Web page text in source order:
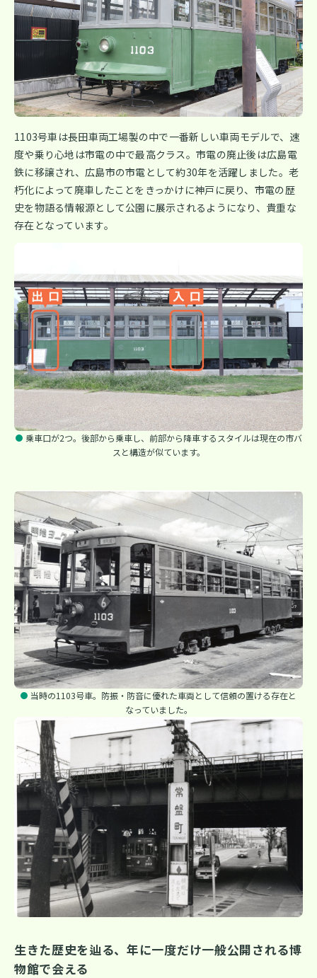
1103号車は長田車両工場製の中で一番新しい車両モデルで、速
度や乗り心地は市電の中で最高クラス。市電の廃止後は広島電
鉄に移譲され、広島市の市電として約30年を活躍しました。老
朽化によって廃車したことをきっかけに神戸に戻り、市電の歴
史を物語る情報源として公園に展示されるようになり、貴重な
存在となっています。
乗車口が2つ。後部から乗車し、前部から降車するスタイルは現在の市バ
スと構造が似ています。
当時の1103号車。防振・防音に優れた車両として信頼の置ける存在と
なっていました。
生きた歴史を辿る、年に一度だけ一般公開される博
物館で会える